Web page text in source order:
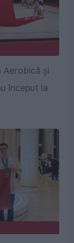
Aerobică și
început la